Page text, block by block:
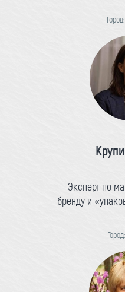
Город:
Эксперт по
бренду и
Город: